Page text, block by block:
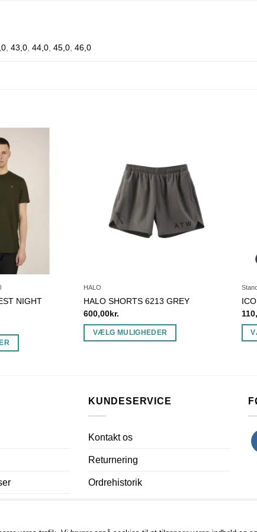
,43,0 ,44,0 ,45,0 ,46,0
NIGHT
HALO
HALO SHORTS 6213 GREY
600,00kr.
VÆLG MULIGHEDER
varianter.
Mulighederne
vælges
på
KUNDESERVICE
Kontakt os
Returnering
Ordrehistorik